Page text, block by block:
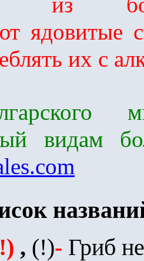
ядовитые
их с
видам
, (!)- Гриб